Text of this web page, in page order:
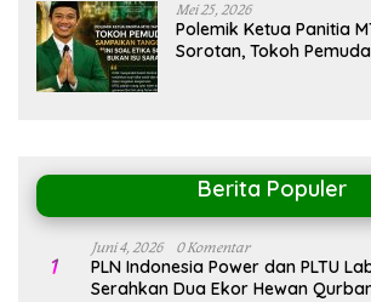
Mei 25, 2026
Polemik Ketua Panitia
Sorotan, Tokoh
Berita Populer
1
Juni 4, 2026 0 Komentar
PLN Indonesia Power dan PLTU
Serahkan Dua Ekor Hewan